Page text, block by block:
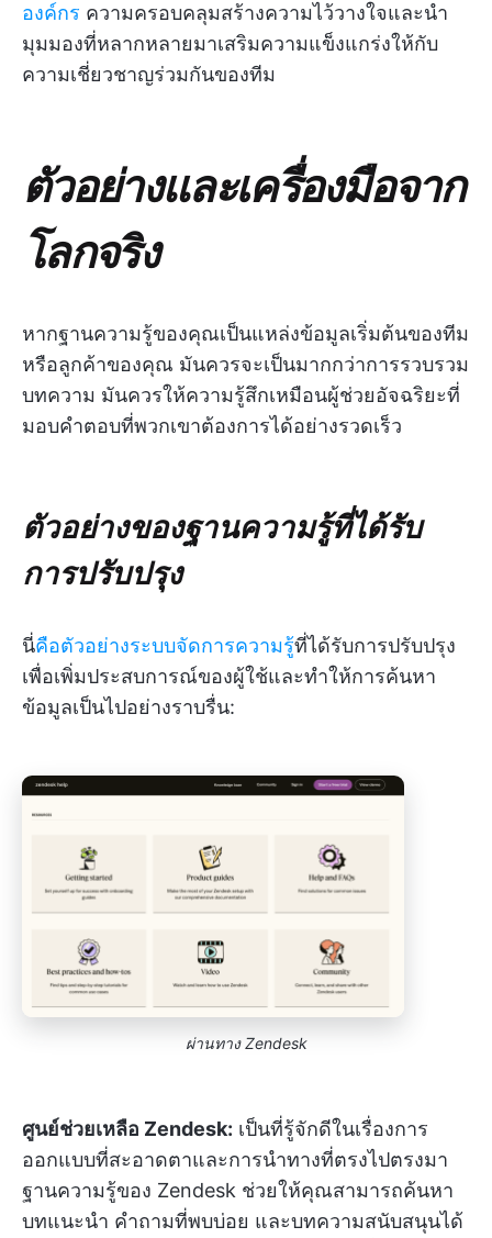
องค์กร ความครอบคลุมสร้างความไว้วางใจและนำ
มุมมองที่หลากหลายมาเสริมความแข็งแกร่งให้กับ
ความเชี่ยวชาญร่วมกันของทีม
ตัวอย่างและเครื่องมือจาก
โลกจริง
หากฐานความรู้ของคุณเป็นแหล่งข้อมูลเริ่มต้นของทีม
หรือลูกค้าของคุณ มันควรจะเป็นมากกว่าการรวบรวม
บทความ มันควรให้ความรู้สึกเหมือนผู้ช่วยอัจฉริยะที่
มอบคำตอบที่พวกเขาต้องการได้อย่างรวดเร็ว
ตัวอย่างของฐานความรู้ที่ได้รับ
การปรับปรุง
นี่คือตัวอย่างระบบจัดการความรู้ที่ได้รับการปรับปรุง
เพื่อเพิ่มประสบการณ์ของผู้ใช้และทำให้การค้นหา
ข้อมูลเป็นไปอย่างราบรื่น:
ผ่านทาง Zendesk
ศูนย์ช่วยเหลือ Zendesk: เป็นที่รู้จักดีในเรื่องการ
ออกแบบที่สะอาดตาและการนำทางที่ตรงไปตรงมา
ฐานความรู้ของ Zendesk ช่วยให้คุณสามารถค้นหา
บทแนะนำ คำถามที่พบบ่อย และบทความสนับสนุนได้